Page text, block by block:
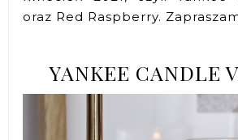
oraz Red Raspberry.
YANKEE CANDLE